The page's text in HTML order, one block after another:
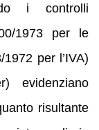
i controlli
1973 per le
per l’IVA)
evidenziano
risultante